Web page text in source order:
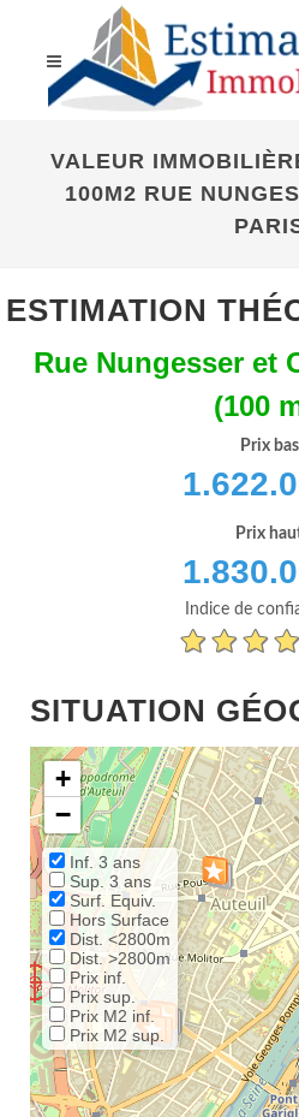
VALEUR
100M2 RUE
ESTIMATION
Rue Nungesser et
(100
Prix bas
Prix
Indice de
SITUATION
+
−
Inf. 3 ans
Sup. 3 ans
Surf. Equiv.
Hors Surface
Dist. <2800m
Dist. >2800m
Prix inf.
Prix sup.
Prix M2 inf.
Prix M2 sup.